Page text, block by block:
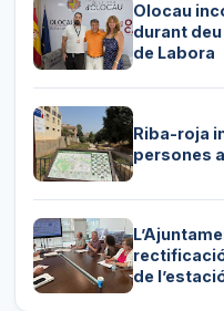
Olocau
durant
de Labora
Riba-roja
persones
de